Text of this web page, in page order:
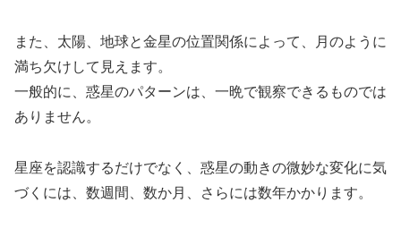
また、太陽、地球と金星の位置関係によって、月のように
満ち欠けして見えます。
一般的に、惑星のパターンは、一晩で観察できるものでは
ありません。
星座を認識するだけでなく、惑星の動きの微妙な変化に気
づくには、数週間、数か月、さらには数年かかります。